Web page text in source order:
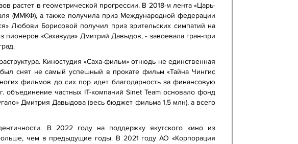
растет в геометрической прогрессии. В 2018-м лента «Царь-
(ММКФ), а также получила приз Международной федерации
Любови Борисовой получил приз зрительских симпатий на
«Сахавуда» Дмитрий Давыдов, - завоевала гран-при
Киностудия «Саха-фильм» отнюдь не единственная
снят не самый успешный в прокате фильм «Тайна Чингис
фильмов до сих пор идет благодарность за финансовую
объединение частных IT-компаний Sinet Team основало фонд
Дмитрия Давыдова (весь бюджет фильма 1,5 млн), а всего
В 2022 году на поддержку якутского кино из
чем в предыдущие годы. В 2021 году АО «Корпорация